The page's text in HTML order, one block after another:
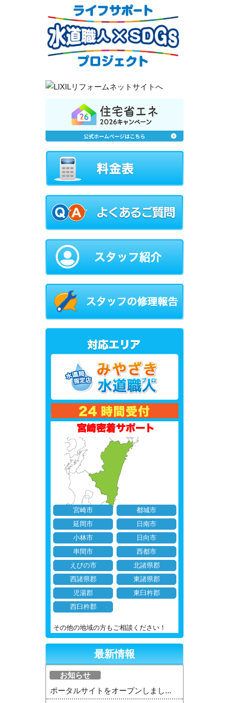
宮崎市
都城市
延岡市
日南市
小林市
日向市
串間市
西都市
えびの市
北諸県郡
西諸県郡
東諸県郡
児湯郡
東臼杵郡
西臼杵郡
その他の地域の方もご相談ください！
最新情報
お知らせ
ポータルサイトをオープンしまし...